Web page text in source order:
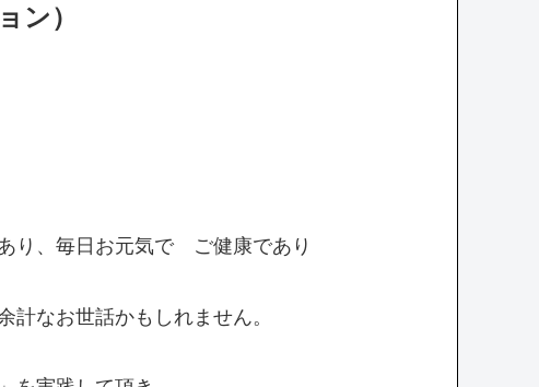
ン）
り、毎日お元気で ご健康であり
計なお世話かもしれません。